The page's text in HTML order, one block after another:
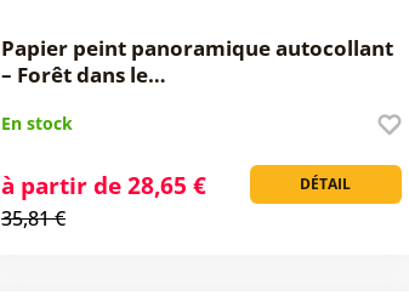
Papier peint panoramique autocollant
– Forêt dans le…
En stock
DÉTAIL
à partir de 28,65 €
35,81 €